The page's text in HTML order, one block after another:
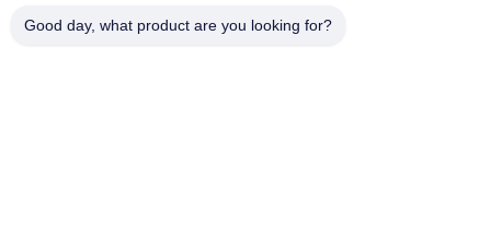
Good day, what product are you looking for?